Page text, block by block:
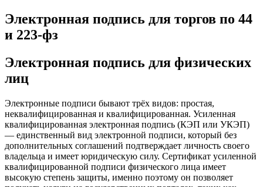
Электронная подпись для торгов по 44
и 223-фз
Электронная подпись для физических
лиц
Электронные подписи бывают трёх видов: простая,
неквалифицированная и квалифицированная. Усиленная
квалифицированная электронная подпись (КЭП или УКЭП)
— единственный вид электронной подписи, который без
дополнительных соглашений подтверждает личность своего
владельца и имеет юридическую силу. Сертификат усиленной
квалифицированной подписи физического лица имеет
высокую степень защиты, именно поэтому он позволяет